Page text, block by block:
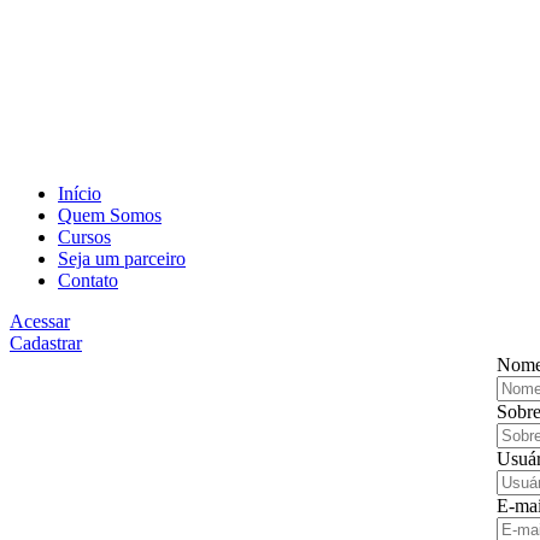
Início
Quem Somos
Cursos
Seja um parceiro
Contato
Acessar
Cadastrar
E-